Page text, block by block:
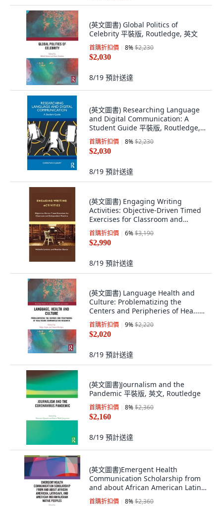
(英文圖書) Global Politics of
Celebrity 平裝版, Routledge, 英文
首購折扣價 8%$2,230
$2,030
8/19 預計送達
(英文圖書) Researching Language
and Digital Communication: A
Student Guide 平裝版, Routledge,
英文
首購折扣價 8%$2,230
$2,030
8/19 預計送達
(英文圖書) Engaging Writing
Activities: Objective-Driven Timed
Exercises for Classroom and
Independent P... 精裝版, Rowman &
Littlefield Publis..., 英文
首購折扣價 6%$3,190
$2,990
8/19 預計送達
(英文圖書) Language Health and
Culture: Problematizing the
Centers and Peripheries of Hea...
平裝版, Routledge, 英文
首購折扣價 9%$2,220
$2,020
8/19 預計送達
(英文圖書)Journalism and the
Pandemic 平裝版, 英文, Routledge
首購折扣價 8%$2,360
$2,160
8/19 預計送達
(英文圖書)Emergent Health
Communication Scholarship from
and about African American Latin...
平裝版, Routledge, 英文
首購折扣價 8%$2,360